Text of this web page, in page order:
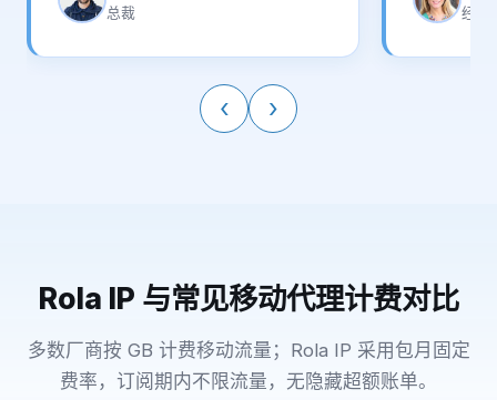
总裁 经理
‹ ›
Rola IP 与常见移动代理计费对比
多数厂商按 GB 计费移动流量；Rola IP 采用包月固定
费率，订阅期内不限流量，无隐藏超额账单。